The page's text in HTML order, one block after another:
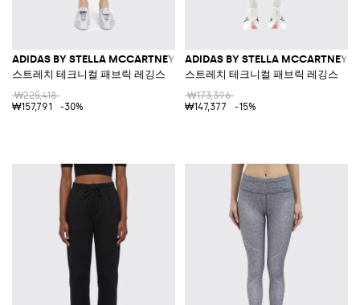
ADIDAS BY STELLA MCCARTNEY
스트레치 테크니컬 패브릭 레깅스
₩225,418
₩157,791
-30%
ADIDAS BY STELLA MCCARTNEY
스트레치 테크니컬 패브릭 레깅스
₩173,396
₩147,377
-15%